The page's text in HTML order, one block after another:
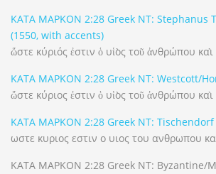
ΚΑΤΑ ΜΑΡΚΟΝ 2:28 Greek NT: Stephanus
(1550, with accents)
ὥστε κύριός ἐστιν ὁ υἱὸς τοῦ ἀνθρώπου
ΚΑΤΑ ΜΑΡΚΟΝ 2:28 Greek NT: Westcott/
ὥστε κύριος ἐστιν ὁ υἱὸς τοῦ ἀνθρώπου
ΚΑΤΑ ΜΑΡΚΟΝ 2:28 Greek NT: Tischendorf
ωστε κυριος εστιν ο υιος του ανθρωπου
ΚΑΤΑ ΜΑΡΚΟΝ 2:28 Greek NT: Byzantine/